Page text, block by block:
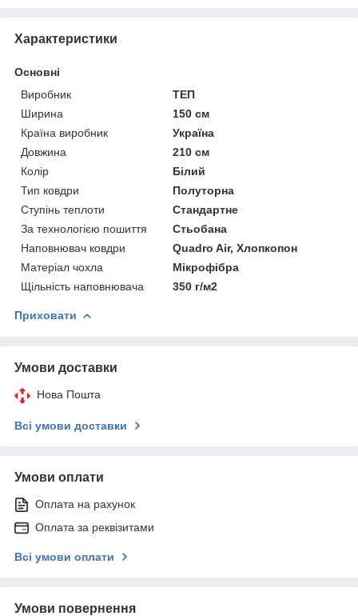
Характеристики
Основні
Виробник
ТЕП
Ширина
150 см
Країна виробник
Україна
Довжина
210 см
Колір
Білий
Тип ковдри
Полуторна
Ступінь теплоти
Стандартне
За технологією пошиття
Стьобана
Наповнювач ковдри
Quadro Air, Хлопкопон
Матеріал чохла
Мікрофібра
Щільність наповнювача
350 г/м2
Приховати
Умови доставки
Нова Пошта
Всі умови доставки
Умови оплати
Оплата на рахунок
Оплата за реквізитами
Всі умови оплати
Умови повернення